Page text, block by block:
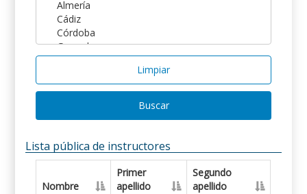
Limpiar
Buscar
Lista pública de instructores
Nombre
Primer
apellido
Segundo
apellido